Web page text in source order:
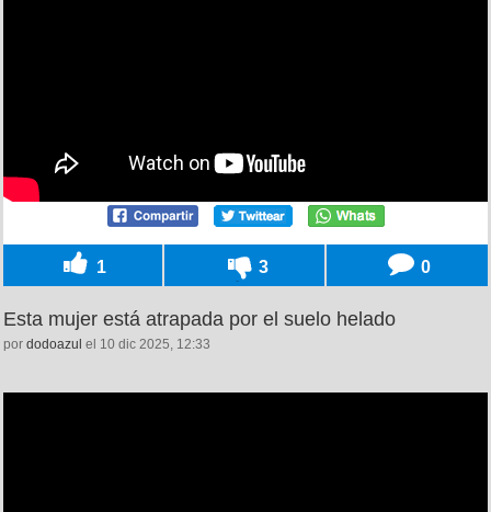
1 3 0
Esta mujer está atrapada por el suelo helado
por dodoazul el 10 dic 2025, 12:33